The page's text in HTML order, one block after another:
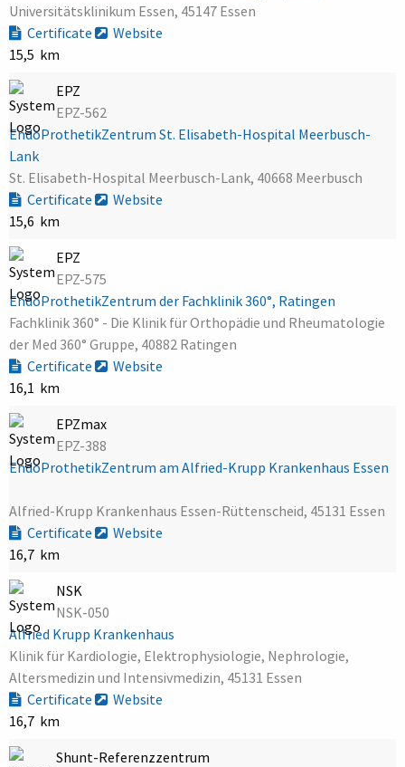
Universitätsklinikum Essen, 45147 Essen
Certificate
Website
15,5 km
EPZ
EPZ-562
EndoProthetikZentrum St. Elisabeth-Hospital Meerbusch-
Lank
St. Elisabeth-Hospital Meerbusch-Lank, 40668 Meerbusch
Certificate
Website
15,6 km
EPZ
EPZ-575
EndoProthetikZentrum der Fachklinik 360°, Ratingen
Fachklinik 360° - Die Klinik für Orthopädie und Rheumatologie
der Med 360° Gruppe, 40882 Ratingen
Certificate
Website
16,1 km
EPZmax
EPZ-388
EndoProthetikZentrum am Alfried-Krupp Krankenhaus Essen
Alfried-Krupp Krankenhaus Essen-Rüttenscheid, 45131 Essen
Certificate
Website
16,7 km
NSK
NSK-050
Alfried Krupp Krankenhaus
Klinik für Kardiologie, Elektrophysiologie, Nephrologie,
Altersmedizin und Intensivmedizin, 45131 Essen
Certificate
Website
16,7 km
Shunt-Referenzzentrum